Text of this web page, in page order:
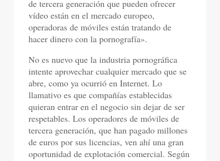
de tercera generación que pueden ofrecer
vídeo están en el mercado europeo,
operadoras de móviles están tratando de
hacer dinero con la pornografía».
No es nuevo que la industria pornográfica
intente aprovechar cualquier mercado que se
abre, como ya ocurrió en Internet. Lo
llamativo es que compañías establecidas
quieran entrar en el negocio sin dejar de ser
respetables. Los operadores de móviles de
tercera generación, que han pagado millones
de euros por sus licencias, ven ahí una gran
oportunidad de explotación comercial. Según